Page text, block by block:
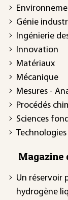
Génie
Ingénierie
Innovation
Matériaux
Mécanique
Mesures -
Procédés
Sciences
Magazine
Un réservoir
hydrogène